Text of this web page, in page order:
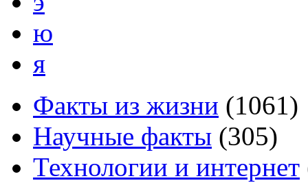
ю
я
Факты из жизни (1061)
Научные факты (305)
Технологии и интернет